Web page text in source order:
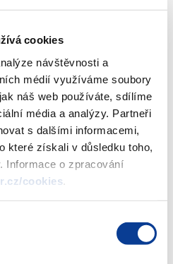
cookies
návštěvnosti a
médií využíváme soubory
náš web používáte, sdílíme
média a analýzy. Partneři
s dalšími informacemi,
které získali v důsledku toho,
Informace o zpracování
cookies
distributorů, které poskytují služby
každou podanou žádost zaplatí
(dárce a obdarovaný se k
)
se k distributorovi dostaví
vyplní Žádost o provedení